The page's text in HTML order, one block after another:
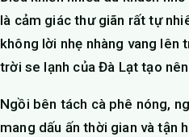
là cảm giác thư giãn rất tự
không lời nhẹ nhàng vang lên
trời se lạnh của Đà Lạt tạo
Ngồi bên tách cà phê nóng,
mang dấu ấn thời gian và tận